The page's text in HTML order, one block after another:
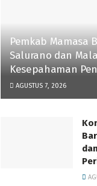
Pemkab Mamasa
Salurano dan
Kesepahaman
AGUSTUS 7, 2026